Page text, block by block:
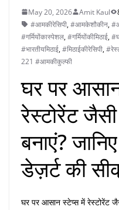
May 20, 2026 Amit Kaul
#आमकीरेसिपी,#आमकेशौकीन,
#गर्मियोंकास्पेशल,#गर्मियोंकीमिठाई,
#भारतीयमिठाई,#मिठाईकीरेसिपी,
221 #आमकीकुल्फी
घर पर
रेस्टोरेंट
बनाएं?
डेज़र्ट की
घर पर आसान स्टेप्स में रेस्टोरेंट